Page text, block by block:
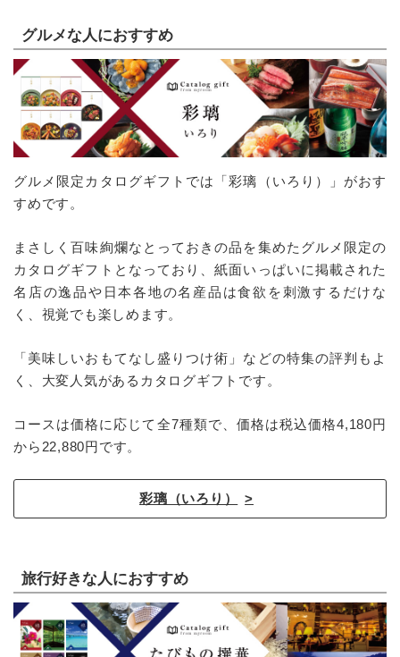
グルメな人におすすめ
グルメ限定カタログギフトでは「彩璃（いろり）」がおす
すめです。
まさしく百味絢爛なとっておきの品を集めたグルメ限定の
カタログギフトとなっており、紙面いっぱいに掲載された
名店の逸品や日本各地の名産品は食欲を刺激するだけな
く、視覚でも楽しめます。
「美味しいおもてなし盛りつけ術」などの特集の評判もよ
く、大変人気があるカタログギフトです。
コースは価格に応じて全7種類で、価格は税込価格4,180円
から22,880円です。
彩璃（いろり）
旅行好きな人におすすめ